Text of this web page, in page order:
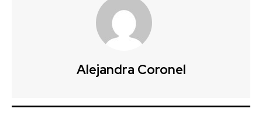
Alejandra Coronel